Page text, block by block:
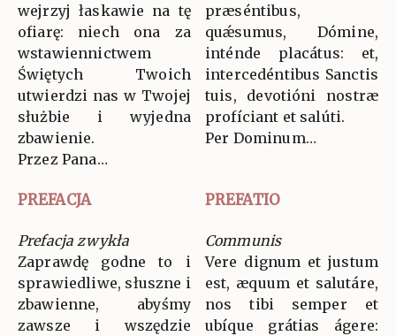
wejrzyj łaskawie na tę
ofiarę: niech ona za
wstawiennictwem
Świętych Twoich
utwierdzi nas w Twojej
służbie i wyjedna
zbawienie.
Przez Pana…
præséntibus,
quǽsumus, Dómine,
inténde placátus: et,
intercedéntibus Sanctis
tuis, devotióni nostræ
profíciant et salúti.
Per Dominum…
PREFACJA PREFATIO
Prefacja zwykła
Zaprawdę godne to i
sprawiedliwe, słuszne i
zbawienne, abyśmy
zawsze i wszędzie
Communis
Vere dignum et justum
est, æquum et salutáre,
nos tibi semper et
ubíque grátias ágere: